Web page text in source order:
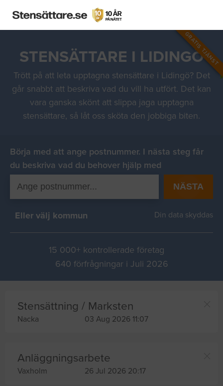
GRATIS TJÄNST
STENSÄTTARE I LIDINGÖ
Trött på att leta upptagna stensättare i Lidingö? Det
går snabbt att beskriva vad du vill ha utfört. Det kan
vara ganska skönt att slippa jaga upptagna
stensättare, så låt oss sköta den jobbiga biten.
Börja med att ange postnummer. I nästa steg får
du beskriva vad du behover hjälp med
NÄSTA
Eller välj kommun Din data skyddas
15 000+ kontrollerade företag
640 förfrågningar i Juli 2026
Stensättning / Marksten
Nacka 03 Aug 2026 11:07
Anläggningsarbete
Vaxholm 26 Jul 2026 20:17